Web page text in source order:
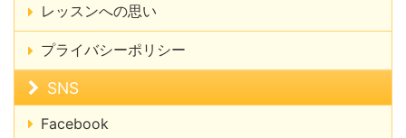
レッスンへの思い
プライバシーポリシー
SNS
Facebook